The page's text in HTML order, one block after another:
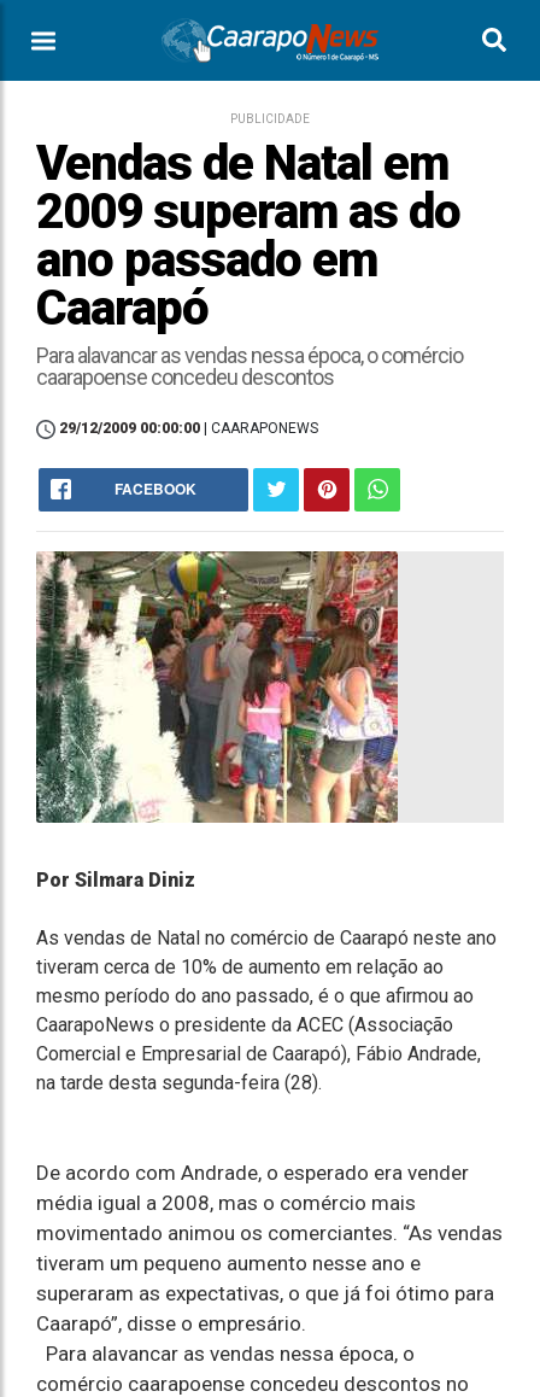
PUBLICIDADE
Vendas de Natal em
2009 superam as do
ano passado em
Caarapó
Para alavancar as vendas nessa época, o comércio
caarapoense concedeu descontos
29/12/2009 00:00:00 | CAARAPONEWS
FACEBOOK
Por Silmara Diniz
As vendas de Natal no comércio de Caarapó neste ano
tiveram cerca de 10% de aumento em relação ao
mesmo período do ano passado, é o que afirmou ao
CaarapoNews o presidente da ACEC (Associação
Comercial e Empresarial de Caarapó), Fábio Andrade,
na tarde desta segunda-feira (28).
De acordo com Andrade, o esperado era vender
média igual a 2008, mas o comércio mais
movimentado animou os comerciantes. “As vendas
tiveram um pequeno aumento nesse ano e
superaram as expectativas, o que já foi ótimo para
Caarapó”, disse o empresário.
Para alavancar as vendas nessa época, o
comércio caarapoense concedeu descontos no